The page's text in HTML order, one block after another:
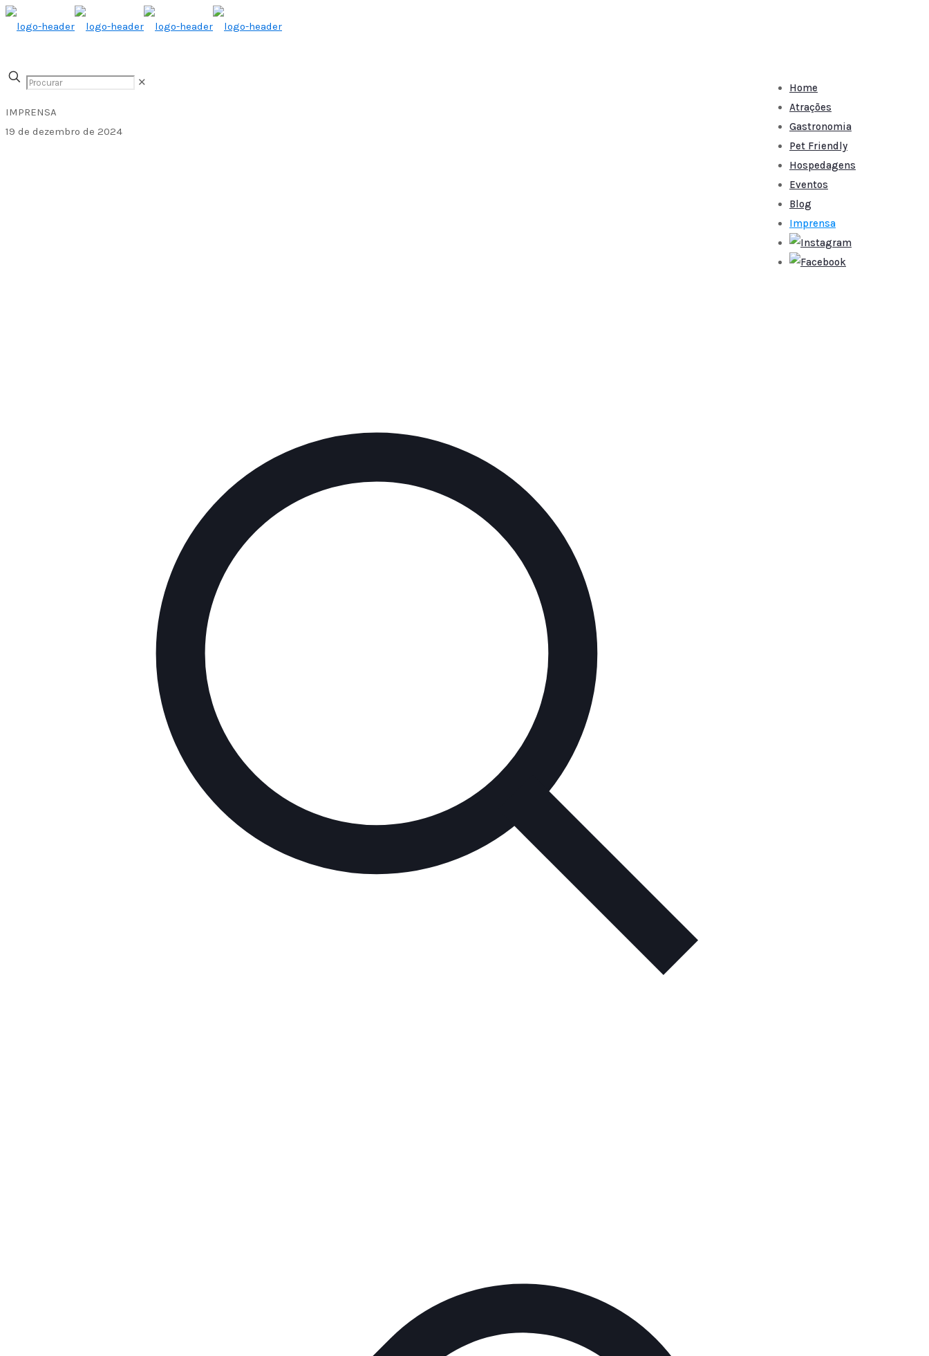
Home
Atrações
Gastronomia
Pet Friendly
Hospedagens
Eventos
Blog
Imprensa
✕
IMPRENSA
19 de dezembro de 2024